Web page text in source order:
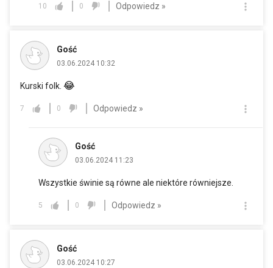
10 0 Odpowiedz »
Gość
03.06.2024 10:32
Kurski folk. 😂
7 0 Odpowiedz »
Gość
03.06.2024 11:23
Wszystkie świnie są równe ale niektóre równiejsze.
5 0 Odpowiedz »
Gość
03.06.2024 10:27